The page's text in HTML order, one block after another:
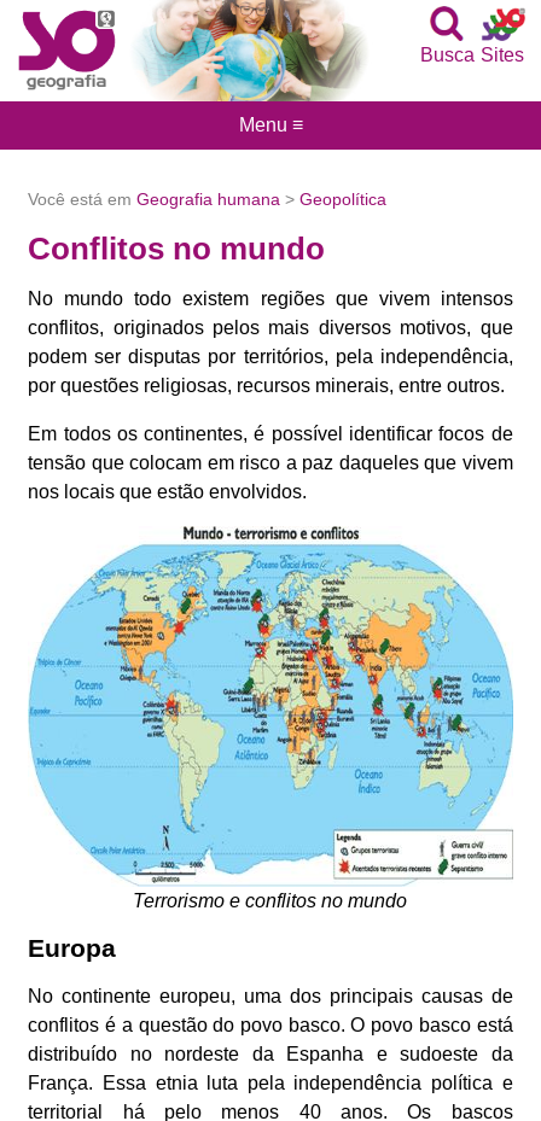
Sites
Busca
Você está emGeografia humana >Geopolítica
Conflitos no mundo
No mundo todo existem regiões que vivem intensos
conflitos, originados pelos mais diversos motivos, que
podem ser disputas por territórios, pela independência,
por questões religiosas, recursos minerais, entre outros.
Em todos os continentes, é possível identificar focos de
tensão que colocam em risco a paz daqueles que vivem
nos locais que estão envolvidos.
Terrorismo e conflitos no mundo
Europa
No continente europeu, uma dos principais causas de
conflitos é a questão do povo basco. O povo basco está
distribuído no nordeste da Espanha e sudoeste da
França. Essa etnia luta pela independência política e
territorial há pelo menos 40 anos. Os bascos